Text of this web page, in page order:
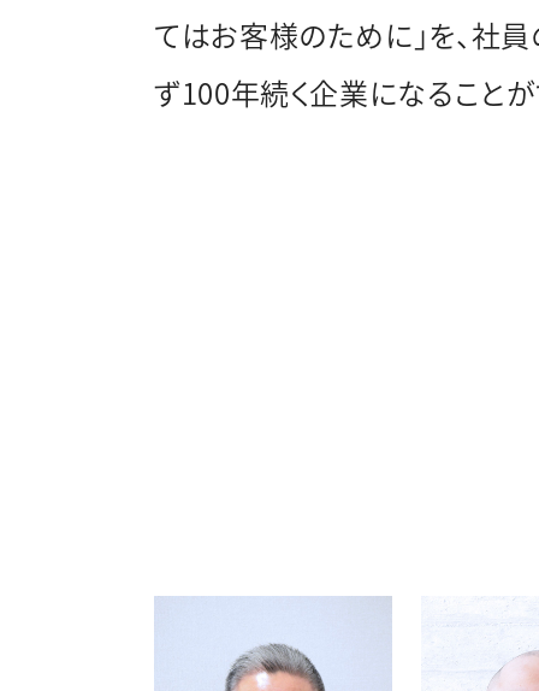
てはお客様のために」を、社
ず100年続く企業になることが